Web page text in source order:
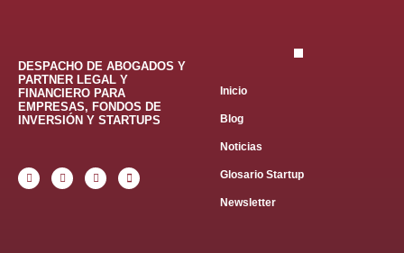
DESPACHO DE ABOGADOS Y
PARTNER LEGAL Y
FINANCIERO PARA
EMPRESAS, FONDOS DE
INVERSIÓN Y STARTUPS
Inicio
Blog
Noticias
Glosario Startup
Newsletter